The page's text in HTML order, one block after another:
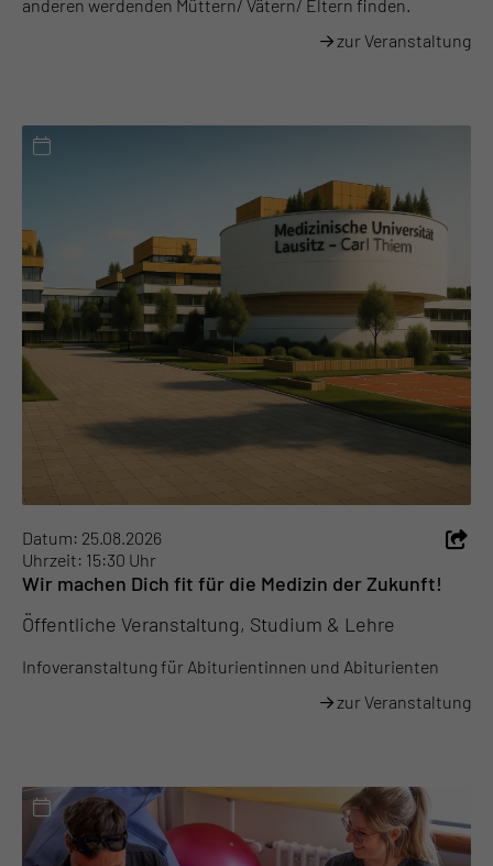
anderen werdenden Müttern/ Vätern/ Eltern finden.
zur Veranstaltung
Datum: 25.08.2026
Uhrzeit: 15:30 Uhr
Wir machen Dich fit für die Medizin der Zukunft!
Öffentliche Veranstaltung, Studium & Lehre
Infoveranstaltung für Abiturientinnen und Abiturienten
zur Veranstaltung